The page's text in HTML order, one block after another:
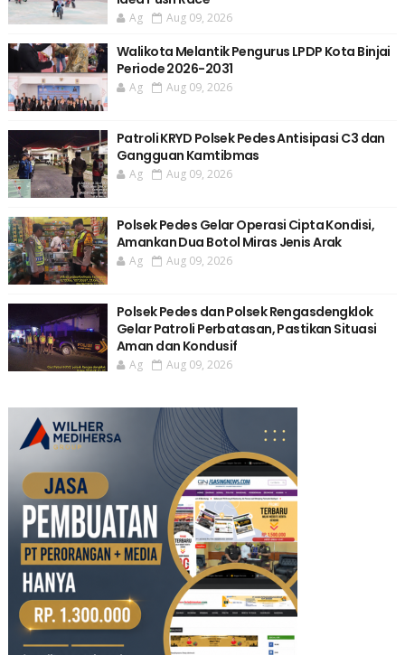
Ag Aug 09, 2026
Walikota Melantik Pengurus LPDP Kota Binjai
Periode 2026-2031
Ag Aug 09, 2026
Patroli KRYD Polsek Pedes Antisipasi C3 dan
Gangguan Kamtibmas
Ag Aug 09, 2026
Polsek Pedes Gelar Operasi Cipta Kondisi,
Amankan Dua Botol Miras Jenis Arak
Ag Aug 09, 2026
Polsek Pedes dan Polsek Rengasdengklok
Gelar Patroli Perbatasan, Pastikan Situasi
Aman dan Kondusif
Ag Aug 09, 2026